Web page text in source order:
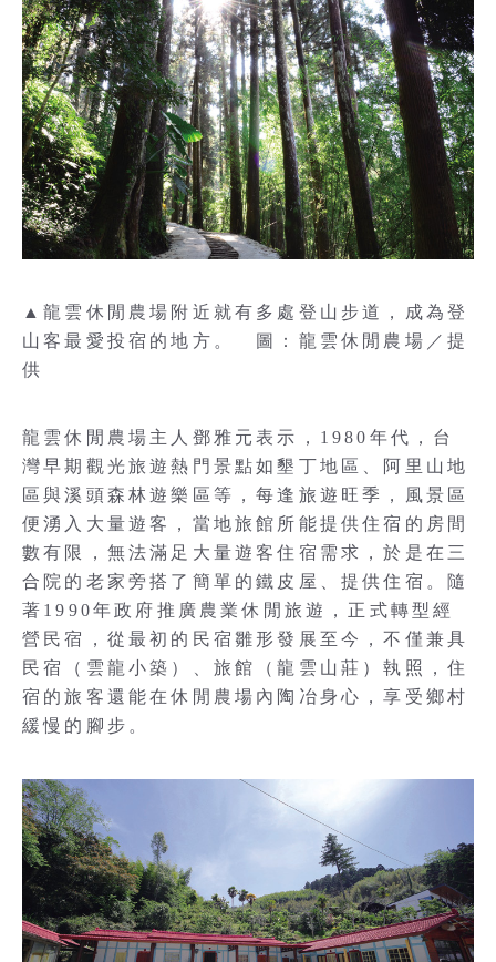
▲龍雲休閒農場附近就有多處登山步道，成為登
山客最愛投宿的地方。 圖：龍雲休閒農場／提
供
龍雲休閒農場主人鄧雅元表示，1980年代，台
灣早期觀光旅遊熱門景點如墾丁地區、阿里山地
區與溪頭森林遊樂區等，每逢旅遊旺季，風景區
便湧入大量遊客，當地旅館所能提供住宿的房間
數有限，無法滿足大量遊客住宿需求，於是在三
合院的老家旁搭了簡單的鐵皮屋、提供住宿。隨
著1990年政府推廣農業休閒旅遊，正式轉型經
營民宿，從最初的民宿雛形發展至今，不僅兼具
民宿（雲龍小築）、旅館（龍雲山莊）執照，住
宿的旅客還能在休閒農場內陶冶身心，享受鄉村
緩慢的腳步。